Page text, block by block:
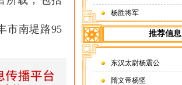
市南堤路95
杨胜将军
推荐信息
东汉太尉杨震公
隋文帝杨坚